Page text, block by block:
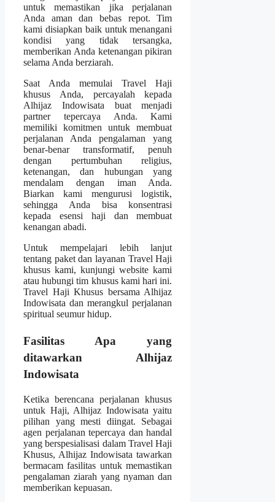
untuk memastikan jika perjalanan
Anda aman dan bebas repot. Tim
kami disiapkan baik untuk menangani
kondisi yang tidak tersangka,
memberikan Anda ketenangan pikiran
selama Anda berziarah.
Saat Anda memulai Travel Haji
khusus Anda, percayalah kepada
Alhijaz Indowisata buat menjadi
partner tepercaya Anda. Kami
memiliki komitmen untuk membuat
perjalanan Anda pengalaman yang
benar-benar transformatif, penuh
dengan pertumbuhan religius,
ketenangan, dan hubungan yang
mendalam dengan iman Anda.
Biarkan kami mengurusi logistik,
sehingga Anda bisa konsentrasi
kepada esensi haji dan membuat
kenangan abadi.
Untuk mempelajari lebih lanjut
tentang paket dan layanan Travel Haji
khusus kami, kunjungi website kami
atau hubungi tim khusus kami hari ini.
Travel Haji Khusus bersama Alhijaz
Indowisata dan merangkul perjalanan
spiritual seumur hidup.
Fasilitas Apa yang
ditawarkan Alhijaz
Indowisata
Ketika berencana perjalanan khusus
untuk Haji, Alhijaz Indowisata yaitu
pilihan yang mesti diingat. Sebagai
agen perjalanan tepercaya dan handal
yang berspesialisasi dalam Travel Haji
Khusus, Alhijaz Indowisata tawarkan
bermacam fasilitas untuk memastikan
pengalaman ziarah yang nyaman dan
memberikan kepuasan.